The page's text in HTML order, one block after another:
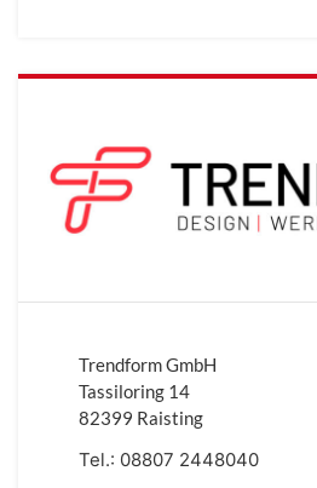
Trendform GmbH
Tassiloring 14
82399 Raisting
Tel.: 08807 2448040